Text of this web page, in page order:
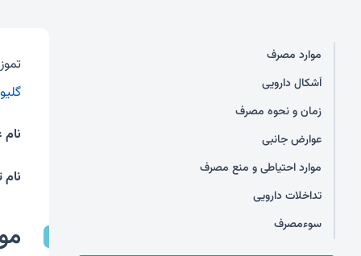
موارد مصرف
اَشکال دارویی
زمان و نحوه مصرف
عوارض جانبی
موارد احتیاطی و منع مصرف
تداخلات دارویی
سوءمصرف